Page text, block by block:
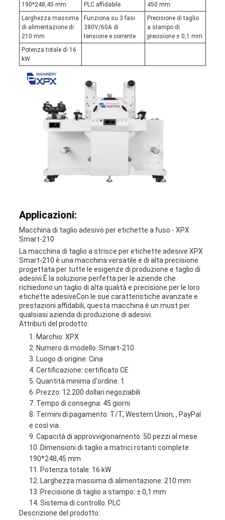
190*248,45 mm
PLC affidabile
450 mm
Larghezza massima
di alimentazione di
210 mm
Funziona su 3 fasi
380V/60A di
tensione e corrente
Precisione di taglio
a stampo di
precisione ± 0,1 mm
Potenza totale di 16
kW
Applicazioni:
Macchina di taglio adesivo per etichette a fuso - XPX
Smart-210
La macchina di taglio a strisce per etichette adesive XPX
Smart-210 è una macchina versatile e di alta precisione
progettata per tutte le esigenze di produzione e taglio di
adesivi.È la soluzione perfetta per le aziende che
richiedono un taglio di alta qualità e precisione per le loro
etichette adesiveCon le sue caratteristiche avanzate e
prestazioni affidabili, questa macchina è un must per
qualsiasi azienda di produzione di adesivi.
Attributi del prodotto:
Marchio: XPX
Numero di modello: Smart-210
Luogo di origine: Cina
Certificazione: certificato CE
Quantità minima d'ordine: 1
Prezzo: 12.200 dollari negoziabili
Tempo di consegna: 45 giorni
Termini di pagamento: T/T, Western Union, , PayPal
e così via.
Capacità di approvvigionamento: 50 pezzi al mese
Dimensioni di taglio a matrici rotanti complete:
190*248,45 mm
Potenza totale: 16 kW
Larghezza massima di alimentazione: 210 mm
Precisione di taglio a stampo: ± 0,1 mm
Sistema di controllo: PLC
Descrizione del prodotto: